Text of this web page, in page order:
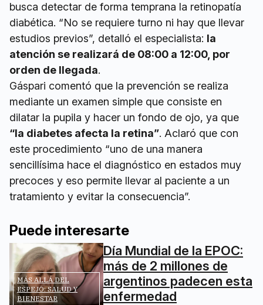
busca detectar de forma temprana la retinopatía
diabética. “No se requiere turno ni hay que llevar
estudios previos”, detalló el especialista: la
atención se realizará de 08:00 a 12:00, por
orden de llegada.
Gáspari comentó que la prevención se realiza
mediante un examen simple que consiste en
dilatar la pupila y hacer un fondo de ojo, ya que
“la diabetes afecta la retina”. Aclaró que con
este procedimiento “uno de una manera
sencillísima hace el diagnóstico en estados muy
precoces y eso permite llevar al paciente a un
tratamiento y evitar la consecuencia”.
Puede interesarte
MÁS ALLÁ DEL
ESPEJO: SALUD Y
BIENESTAR
Día Mundial de la EPOC:
más de 2 millones de
argentinos padecen esta
enfermedad